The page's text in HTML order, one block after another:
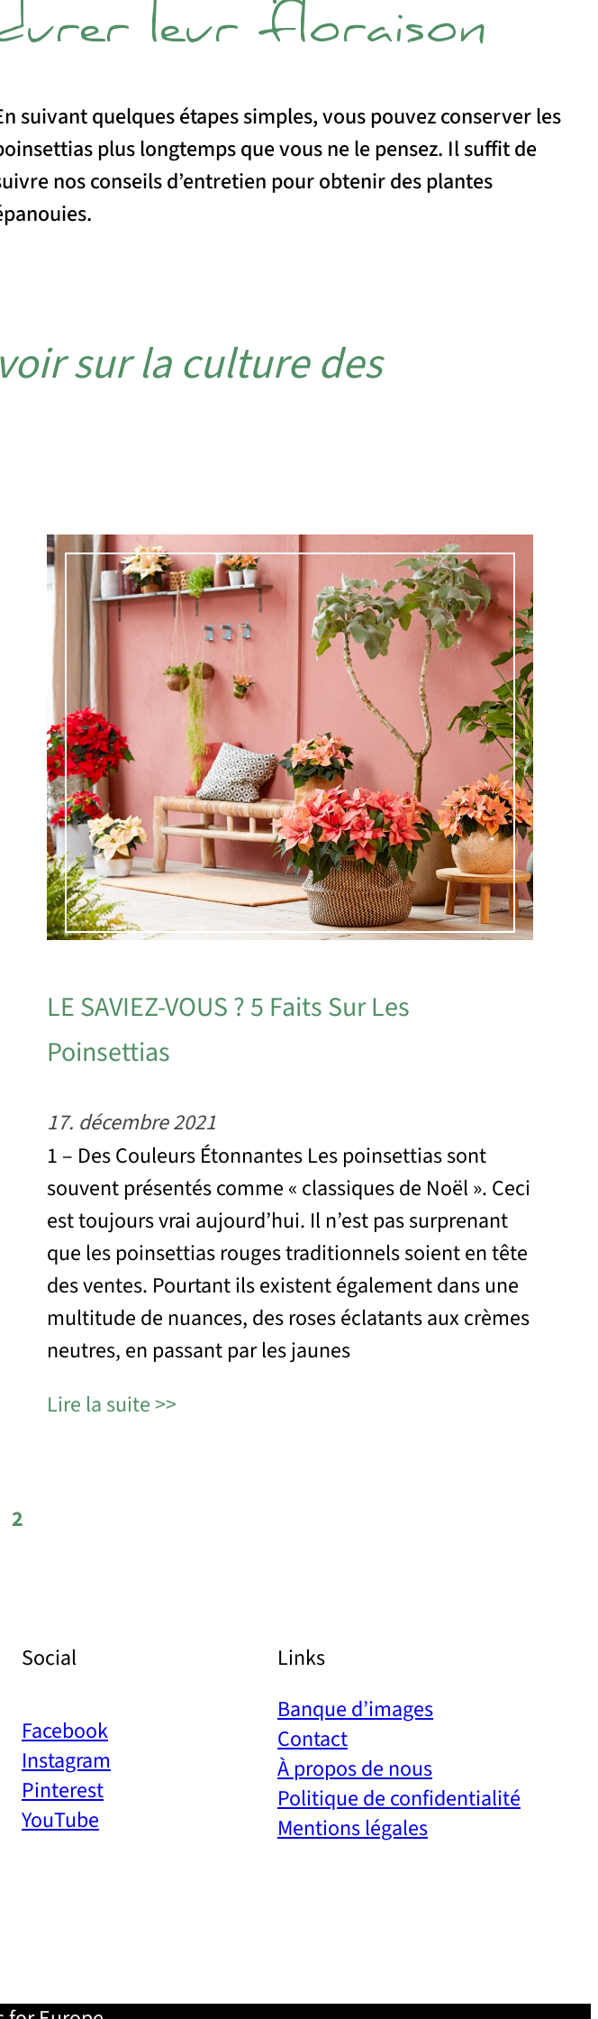
leur floraison
suivant quelques étapes simples, vous pouvez conserver les
plus longtemps que vous ne le pensez. Il suffit de
nos conseils d’entretien pour obtenir des plantes
sur la culture des
LE SAVIEZ-VOUS ? 5 Faits Sur Les
Poinsettias
17. décembre 2021
1 – Des Couleurs Étonnantes Les poinsettias sont
souvent présentés comme « classiques de Noël ». Ceci
est toujours vrai aujourd’hui. Il n’est pas surprenant
que les poinsettias rouges traditionnels soient en tête
des ventes. Pourtant ils existent également dans une
multitude de nuances, des roses éclatants aux crèmes
neutres, en passant par les jaunes
Lire la suite
2
Social
Facebook
Instagram
Pinterest
YouTube
Links
Banque d’images
Contact
À propos de nous
Politique de confidentialité
Mentions légales